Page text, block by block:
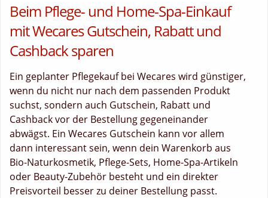
Beim Pflege- und Home-Spa-Einkauf
mit Wecares Gutschein, Rabatt und
Cashback sparen
Ein geplanter Pflegekauf bei Wecares wird günstiger,
wenn du nicht nur nach dem passenden Produkt
suchst, sondern auch Gutschein, Rabatt und
Cashback vor der Bestellung gegeneinander
abwägst. Ein Wecares Gutschein kann vor allem
dann interessant sein, wenn dein Warenkorb aus
Bio-Naturkosmetik, Pflege-Sets, Home-Spa-Artikeln
oder Beauty-Zubehör besteht und ein direkter
Preisvorteil besser zu deiner Bestellung passt.